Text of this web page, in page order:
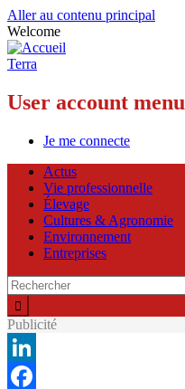
Aller au contenu principal
Welcome
Terra
User account menu
Je me connecte
Actus
Vie professionnelle
Élevage
Cultures & Agronomie
Environnement
Entreprises
Publicité
LinkedIn